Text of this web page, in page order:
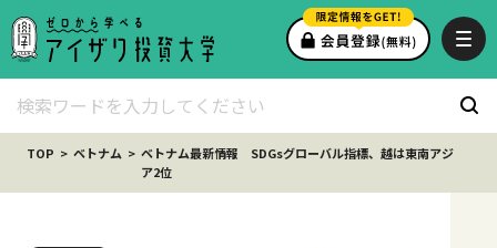
TOP ベトナム
ベトナム最新情報 SDGsグローバル指標、越は東南アジ
ア2位